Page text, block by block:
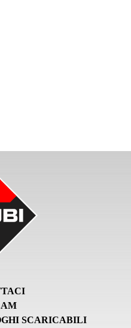
SCARICABILI